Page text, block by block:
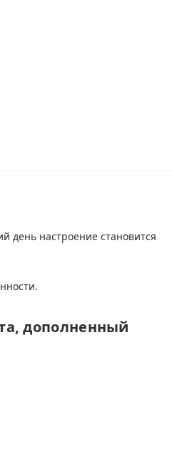
день настроение становится
дополненный